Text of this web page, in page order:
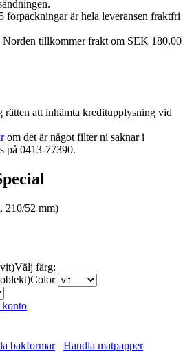
förpackningar är hela leveransen fraktfri
Norden tillkommer frakt om SEK 180,00
rätten att inhämta kreditupplysning vid
om det är något filter ni saknar i
på 0413-77390.
210/52 mm)
Välj färg:
Color
bakformar Handla matpapper